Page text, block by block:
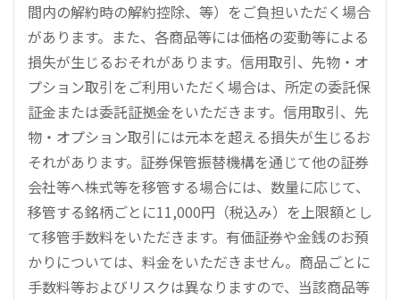
間内の解約時の解約控除、等）をご負担いただく場合
があります。また、各商品等には価格の変動等による
損失が生じるおそれがあります。信用取引、先物・オ
プション取引をご利用いただく場合は、所定の委託保
証金または委託証拠金をいただきます。信用取引、先
物・オプション取引には元本を超える損失が生じるお
それがあります。証券保管振替機構を通じて他の証券
会社等へ株式等を移管する場合には、数量に応じて、
移管する銘柄ごとに11,000円（税込み）を上限額とし
て移管手数料をいただきます。有価証券や金銭のお預
かりについては、料金をいただきません。商品ごとに
手数料等およびリスクは異なりますので、当該商品等